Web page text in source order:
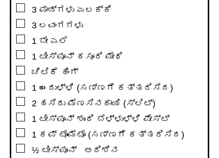
▢3 ಪಾಡ್ಗಳು ಏಲಕ್ಕಿ
▢3 ಲವಂಗಗಳು
▢1 ಬೇ ಎಲೆ
▢1 ಟೀಸ್ಪೂನ್ ಕಸೂರಿ ಮೇಥಿ
▢ಚಿಟಿಕೆ ಹಿಂಗ್
▢1 ಈರುಳ್ಳಿ (ಸಣ್ಣಗೆ ಕತ್ತರಿಸಿದ)
▢2 ಹಸಿರು ಮೆಣಸಿನಕಾಯಿ (ಸ್ಲಿಟ್)
▢1 ಟೀಸ್ಪೂನ್ ಶುಂಠಿ ಬೆಳ್ಳುಳ್ಳಿ ಪೇಸ್ಟ್
▢1 ಕಪ್ ಟೊಮೆಟೊ (ಸಣ್ಣಗೆ ಕತ್ತರಿಸಿದ)
▢½ ಟೀಸ್ಪೂನ್
ಅರಿಶಿನ